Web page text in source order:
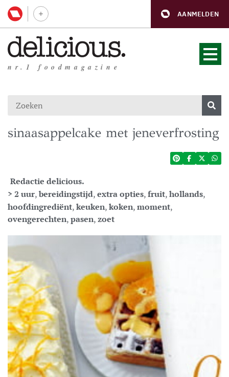
AANMELDEN
nr.1 foodmagazine
sinaasappelcake met jeneverfrosting
Redactie delicious.
> 2 uur,bereidingstijd,extra opties,fruit,hollands,
hoofdingrediënt,keuken,koken,moment,
ovengerechten,pasen,zoet